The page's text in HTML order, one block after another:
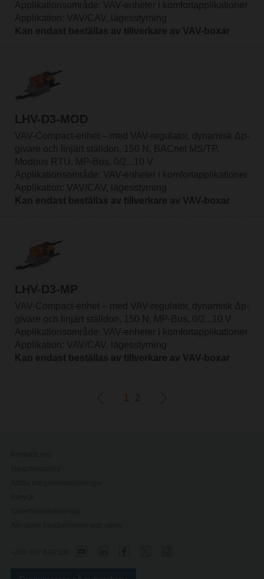
Applikationsområde: VAV-enheter i komfortapplikationer
Applikation: VAV/CAV, lägesstyrning
Kan endast beställas av tillverkare av VAV-boxar
LHV-D3-MOD
VAV-Compact-enhet – med VAV-regulator, dynamisk Δp-
givare och linjärt ställdon, 150 N, BACnet MS/TP,
Modbus RTU, MP-Bus, 0/2...10 V
Applikationsområde: VAV-enheter i komfortapplikationer
Applikation: VAV/CAV, lägesstyrning
Kan endast beställas av tillverkare av VAV-boxar
LHV-D3-MP
VAV-Compact-enhet – med VAV-regulator, dynamisk Δp-
givare och linjärt ställdon, 150 N, MP-Bus, 0/2...10 V
Applikationsområde: VAV-enheter i komfortapplikationer
Applikation: VAV/CAV, lägesstyrning
Kan endast beställas av tillverkare av VAV-boxar
1 2